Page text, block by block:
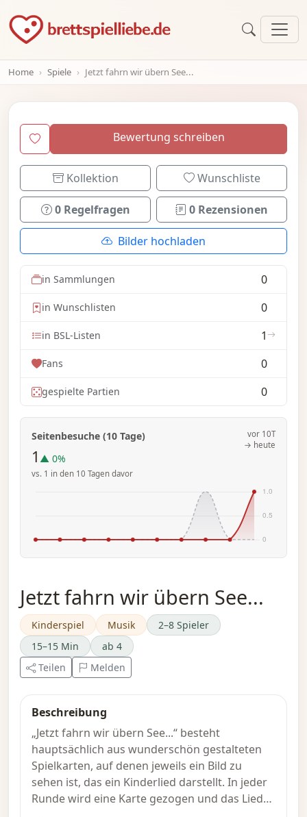
Home Spiele Jetzt fahrn wir übern See...
Bewertung schreiben
Kollektion Wunschliste
0 Regelfragen 0 Rezensionen
Bilder hochladen
in Sammlungen 0
in Wunschlisten 0
in BSL-Listen 1
Fans 0
gespielte Partien 0
Seitenbesuche (10 Tage)
1 ▲ 0%
vs. 1 in den 10 Tagen davor
vor 10T
→ heute
Jetzt fahrn wir übern See...
Kinderspiel Musik
2–8 Spieler
15–15 Min
ab 4
Teilen
Melden
Beschreibung
„Jetzt fahrn wir übern See...“ besteht
hauptsächlich aus wunderschön gestalteten
Spielkarten, auf denen jeweils ein Bild zu
sehen ist, das ein Kinderlied darstellt. In jeder
Runde wird eine Karte gezogen und das Lied